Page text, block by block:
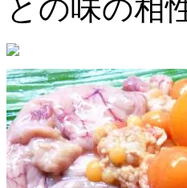
との味の相